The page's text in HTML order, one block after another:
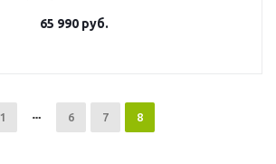
65 990руб.
1 6 7 8